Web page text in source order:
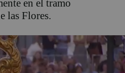
en el tramo
las Flores.